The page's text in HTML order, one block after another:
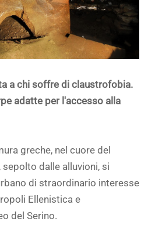
a chi soffre di claustrofobia.
adatte per l'accesso alla
greche, nel cuore del
dalle alluvioni, si
di straordinario interesse
Ellenistica e
del Serino.